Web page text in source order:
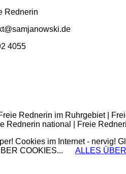
Rednerin
4055
Rednerin im Ruhrgebiet |
Rednerin national | Freie
Cookies im Internet - nervig!
COOKIES...
ALLES